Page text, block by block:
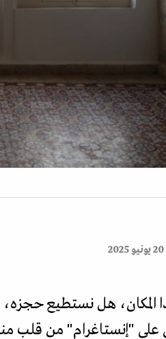
20 يونيو 2025
المكان، هل نستطيع
"إنستاغرام" من قلب